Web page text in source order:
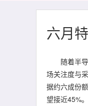
六月
随着半导
场关注度与
据约六成份
望接近45%